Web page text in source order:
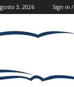
3, 2026 Sign in